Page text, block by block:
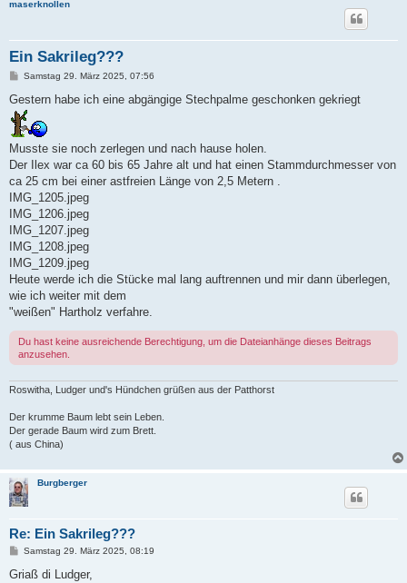
maserknollen
Ein Sakrileg???
B
i
r
a
g
Samstag 29. März 2025, 07:56
Gestern habe ich eine abgängige Stechpalme geschonken gekriegt
Musste sie noch zerlegen und nach hause holen.
Der Ilex war ca 60 bis 65 Jahre alt und hat einen Stammdurchmesser von
ca 25 cm bei einer astfreien Länge von 2,5 Metern .
IMG_1205.jpeg
IMG_1206.jpeg
IMG_1207.jpeg
IMG_1208.jpeg
IMG_1209.jpeg
Heute werde ich die Stücke mal lang auftrennen und mir dann überlegen,
wie ich weiter mit dem
"weißen" Hartholz verfahre.
Du hast keine ausreichende Berechtigung, um die Dateianhänge dieses Beitrags
anzusehen.
Roswitha, Ludger und's Hündchen grüßen aus der Patthorst
Der krumme Baum lebt sein Leben.
Der gerade Baum wird zum Brett.
( aus China)
Burgberger
Re: Ein Sakrileg???
B
i
Samstag 29. März 2025, 08:19
Griaß di Ludger,